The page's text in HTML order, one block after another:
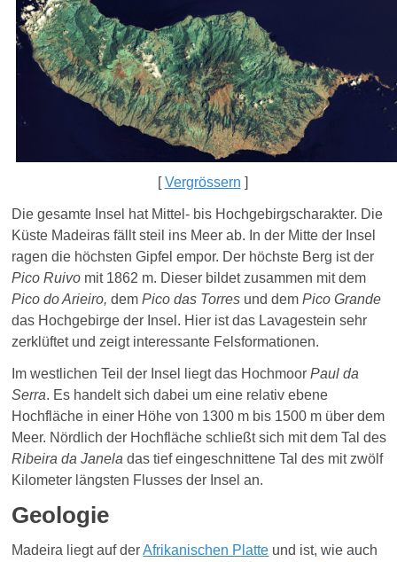
[Vergrössern ]
Die gesamte Insel hat Mittel- bis Hochgebirgscharakter. Die
Küste Madeiras fällt steil ins Meer ab. In der Mitte der Insel
ragen die höchsten Gipfel empor. Der höchste Berg ist der
Pico Ruivo mit 1862 m. Dieser bildet zusammen mit dem
Pico do Arieiro,demPico das Torres und dem Pico Grande
das Hochgebirge der Insel. Hier ist das Lavagestein sehr
zerklüftet und zeigt interessante Felsformationen.
Im westlichen Teil der Insel liegt das HochmoorPaul da
Serra. Es handelt sich dabei um eine relativ ebene
Hochfläche in einer Höhe von 1300 m bis 1500 m über dem
Meer. Nördlich der Hochfläche schließt sich mit dem Tal des
Ribeira da Janeladas tief eingeschnittene Tal des mit zwölf
Kilometer längsten Flusses der Insel an.
Geologie
Madeira liegt auf derAfrikanischen Platte und ist, wie auch